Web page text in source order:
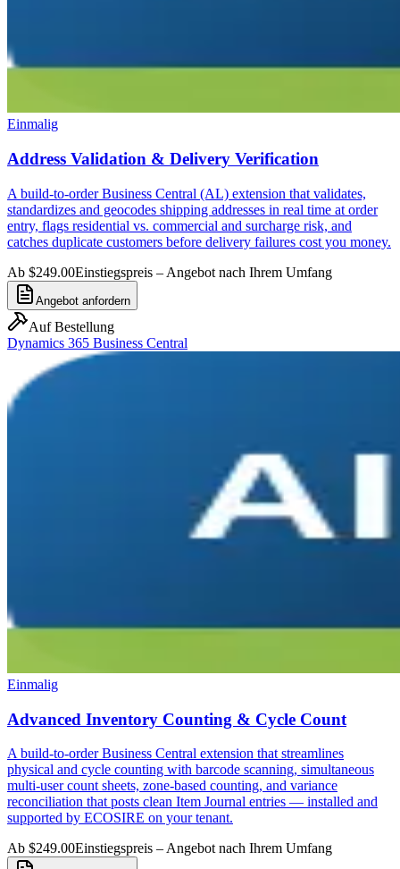
Einmalig
Address Validation & Delivery Verification
A build-to-order Business Central (AL) extension that validates,
standardizes and geocodes shipping addresses in real time at order
entry, flags residential vs. commercial and surcharge risk, and
catches duplicate customers before delivery failures cost you money.
Ab $249.00Einstiegspreis – Angebot nach Ihrem Umfang
Angebot anfordern
Auf Bestellung
Dynamics 365 Business Central
Einmalig
Advanced Inventory Counting & Cycle Count
A build-to-order Business Central extension that streamlines
physical and cycle counting with barcode scanning, simultaneous
multi-user count sheets, zone-based counting, and variance
reconciliation that posts clean Item Journal entries — installed and
supported by ECOSIRE on your tenant.
Ab $249.00Einstiegspreis – Angebot nach Ihrem Umfang